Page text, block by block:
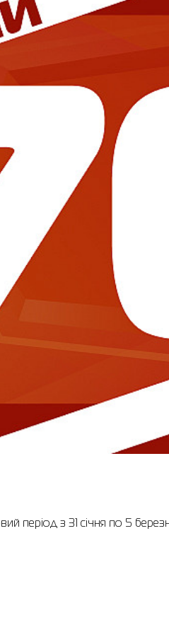
період з 31 січня по 5